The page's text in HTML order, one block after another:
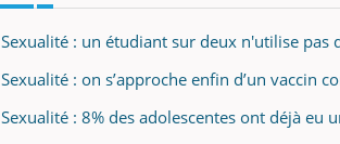
Sexualité : un étudiant sur deux n'utilise pas
Sexualité : on s’approche enfin d’un vaccin
Sexualité : 8% des adolescentes ont déjà eu